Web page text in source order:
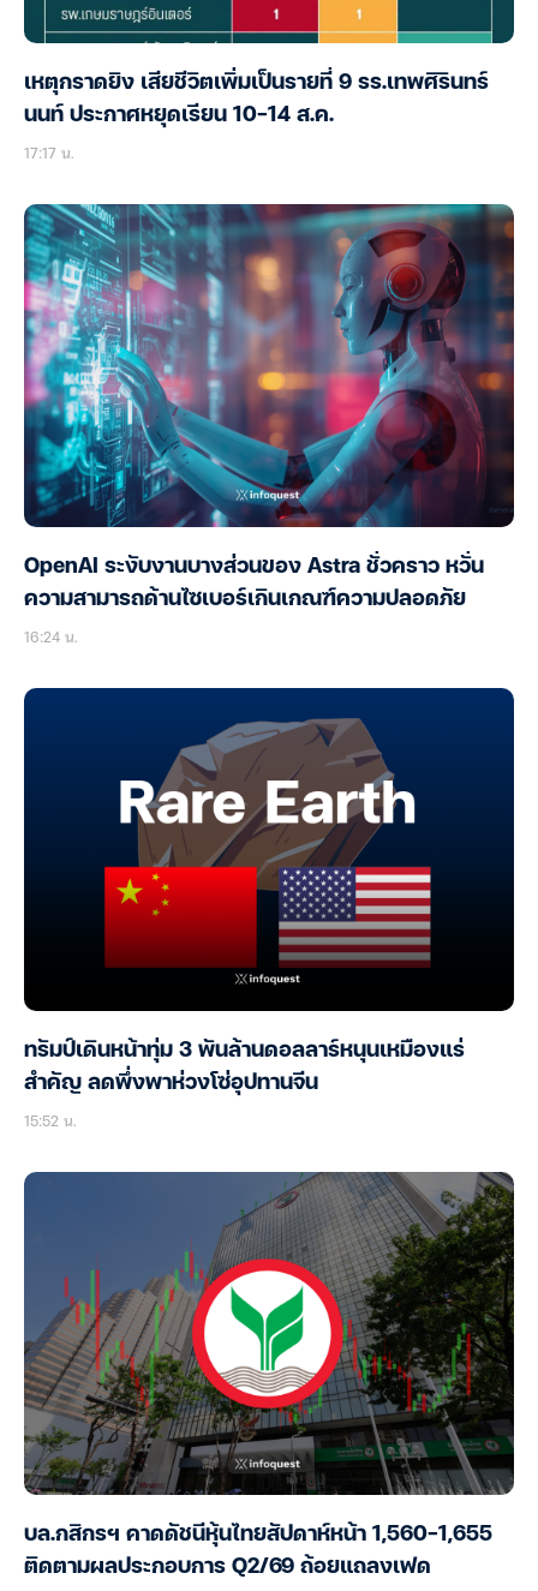
เหตุกราดยิง เสียชีวิตเพิ่มเป็นรายที่ 9 รร.เทพศิรินทร์
นนท์ ประกาศหยุดเรียน 10-14 ส.ค.
17:17 น.
OpenAI ระงับงานบางส่วนของ Astra ชั่วคราว หวั่น
ความสามารถด้านไซเบอร์เกินเกณฑ์ความปลอดภัย
16:24 น.
ทรัมป์เดินหน้าทุ่ม 3 พันล้านดอลลาร์หนุนเหมืองแร่
สำคัญ ลดพึ่งพาห่วงโซ่อุปทานจีน
15:52 น.
บล.กสิกรฯ คาดดัชนีหุ้นไทยสัปดาห์หน้า 1,560-1,655
ติดตามผลประกอบการ Q2/69 ถ้อยแถลงเฟด